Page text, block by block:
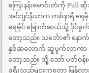
ကြေးနန်းမောင်းတံကို
အင်ဂျင်နီယာက တစ်နာရီ ရေ
ရေမိုင် ခြောက်ဆယ်သို့ ဒိုင်ခွ
တော့သည်။ သင်္ဘော၏ နေ
နှစ်ဆလောက် ဆူပွက်လာကာ
တော့သည်။ သို့ သော် ပတ်ဝန်
ခရီးသည်များကတော့ မြန်လ